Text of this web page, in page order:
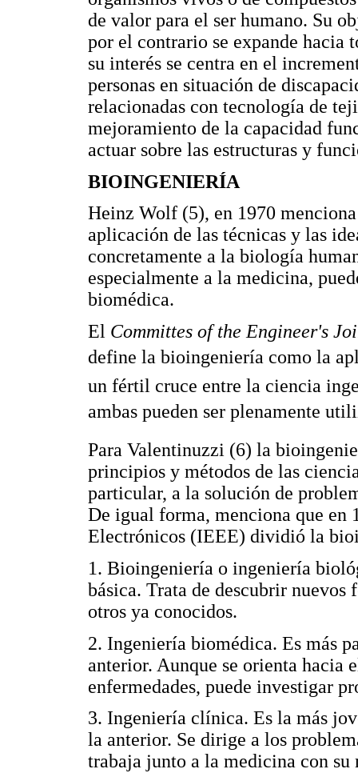
de valor para el ser humano. Su
por el contrario se expande hacia
su interés se centra en el
personas en situación de
relacionadas con tecnología de
mejoramiento de la capacidad
actuar sobre las estructuras y
BIOINGENIERÍA
Heinz Wolf (5), en 1970
aplicación de las técnicas y las
concretamente a la biología
especialmente a la medicina,
biomédica.
El Committes of the Engineer's
define la bioingeniería como la
un fértil cruce entre la ciencia
ambas pueden ser plenamente
Para Valentinuzzi (6) la
principios y métodos de las
particular, a la solución de
De igual forma, menciona que
Electrónicos (IEEE) dividió la
1. Bioingeniería o ingeniería
básica. Trata de descubrir
otros ya conocidos.
2. Ingeniería biomédica. Es más
anterior. Aunque se orienta hacia
enfermedades, puede investigar
3. Ingeniería clínica. Es la más
la anterior. Se dirige a los
trabaja junto a la medicina con